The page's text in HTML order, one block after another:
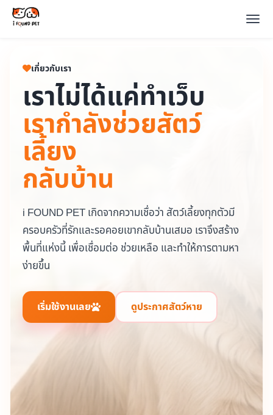
เกี่ยวกับเรา
เราไม่ได้แค่ทำเว็บ
เรากำลังช่วยสัตว์
เลี้ยง
กลับบ้าน
i FOUND PET เกิดจากความเชื่อว่า สัตว์เลี้ยงทุกตัวมี
ครอบครัวที่รักและรอคอยเขากลับบ้านเสมอ เราจึงสร้าง
พื้นที่แห่งนี้ เพื่อเชื่อมต่อ ช่วยเหลือ และทำให้การตามหา
ง่ายขึ้น
เริ่มใช้งานเลย ดูประกาศสัตว์หาย